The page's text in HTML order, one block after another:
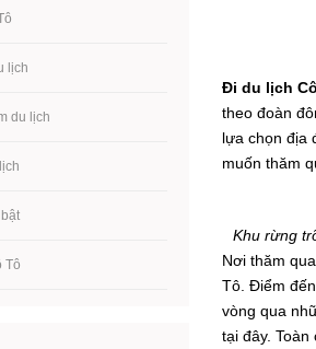
Đi du lịch
theo đoàn
lựa chọn địa
muốn thăm
Khu rừng
Nơi thăm
Tô. Điểm
vòng qua
tại đây.
lịch
du lịch
Tô